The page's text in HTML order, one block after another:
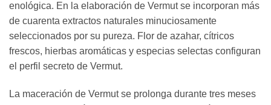
enológica. En la elaboración de Vermut se incorporan más
de cuarenta extractos naturales minuciosamente
seleccionados por su pureza. Flor de azahar, cítricos
frescos, hierbas aromáticas y especias selectas configuran
el perfil secreto de Vermut.
La maceración de Vermut se prolonga durante tres meses